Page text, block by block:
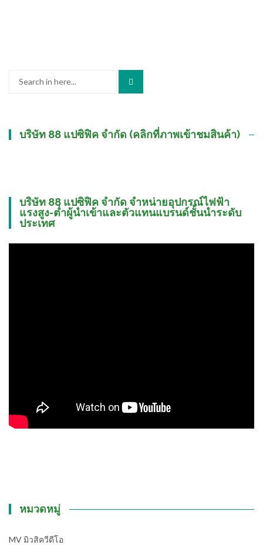
บริษัท 88 แปซิฟิค จำกัด (คลิกที่ภาพเข้าชมสินค้า)
บริษัท 88 แปซิฟิค จำกัด จำหน่ายอุปกรณ์ไฟฟ้า
แรงสูง-ต่ำผู้นำเข้าและตัวแทนแบรนด์ชั้นนำระดับ
ประเทศ
หมวดหมู่
MV มิวสิควีดีโอ